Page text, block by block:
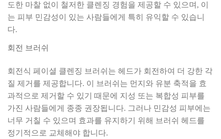
도한 마찰 없이 철저한 클렌징 경험을 제공할 수 있으며, 이
는 피부 민감성이 있는 사람들에게 특히 유익할 수 있습니
다.
회전 브러쉬
회전식 페이셜 클렌징 브러쉬는 헤드가 회전하여 더 강한 각
질 제거를 제공합니다. 이 브러쉬는 먼지와 유분 축적을 효
과적으로 제거할 수 있기 때문에 지성 또는 복합성 피부를
가진 사람들에게 종종 권장됩니다. 그러나 민감성 피부에는
너무 거칠 수 있으며 효과를 유지하기 위해 브러쉬 헤드를
정기적으로 교체해야 합니다.